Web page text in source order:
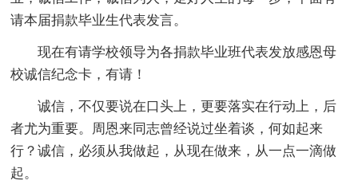
请本届捐款毕业生代表发言。
现在有请学校领导为各捐款毕业班代表发放感恩母
校诚信纪念卡，有请！
诚信，不仅要说在口头上，更要落实在行动上，后
者尤为重要。周恩来同志曾经说过坐着谈，何如起来
行？诚信，必须从我做起，从现在做来，从一点一滴做
起。